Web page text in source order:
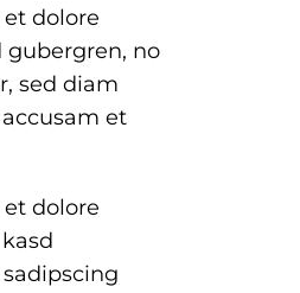
dolore
gubergren, no
sed diam
et
dolore